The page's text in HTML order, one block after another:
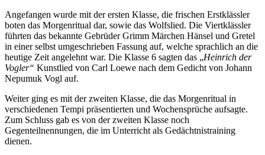
Angefangen wurde mit der ersten Klasse, die frischen Erstklässler
boten das Morgenritual dar, sowie das Wolfslied. Die Viertklässler
führten das bekannte Gebrüder Grimm Märchen Hänsel und Gretel
in einer selbst umgeschrieben Fassung auf, welche sprachlich an die
heutige Zeit angelehnt war. Die Klasse 6 sagten das „Heinrich der
Vogler“ Kunstlied von Carl Loewe nach dem Gedicht von Johann
Nepumuk Vogl auf.
Weiter ging es mit der zweiten Klasse, die das Morgenritual in
verschiedenen Tempi präsentierten und Wochensprüche aufsagte.
Zum Schluss gab es von der zweiten Klasse noch
Gegenteilnennungen, die im Unterricht als Gedächtnistraining
dienen.